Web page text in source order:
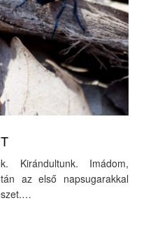
Kirándultunk. Imádom,
az első napsugarakkal